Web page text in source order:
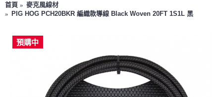
首頁
麥克風線材
PIG HOG PCH20BKR 編織款導線 Black Woven 20FT 1S1L 黑
預購中